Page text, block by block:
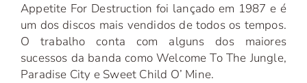
Appetite For Destruction foi lançado em 1987 e é
um dos discos mais vendidos de todos os tempos.
O trabalho conta com alguns dos maiores
sucessos da banda como Welcome To The Jungle,
Paradise City e Sweet Child O’ Mine.